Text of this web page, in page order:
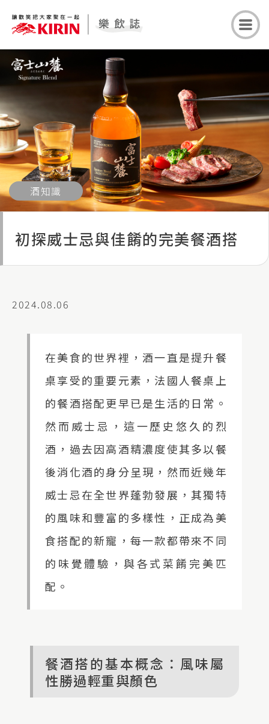
酒知識
初探威士忌與佳餚的完美餐酒搭
2024.08.06
在美食的世界裡，酒一直是提升餐
桌享受的重要元素，法國人餐桌上
的餐酒搭配更早已是生活的日常。
然而威士忌，這一歷史悠久的烈
酒，過去因高酒精濃度使其多以餐
後消化酒的身分呈現，然而近幾年
威士忌在全世界蓬勃發展，其獨特
的風味和豐富的多樣性，正成為美
食搭配的新寵，每一款都帶來不同
的味覺體驗，與各式菜餚完美匹
配。
餐酒搭的基本概念：風味屬
性勝過輕重與顏色